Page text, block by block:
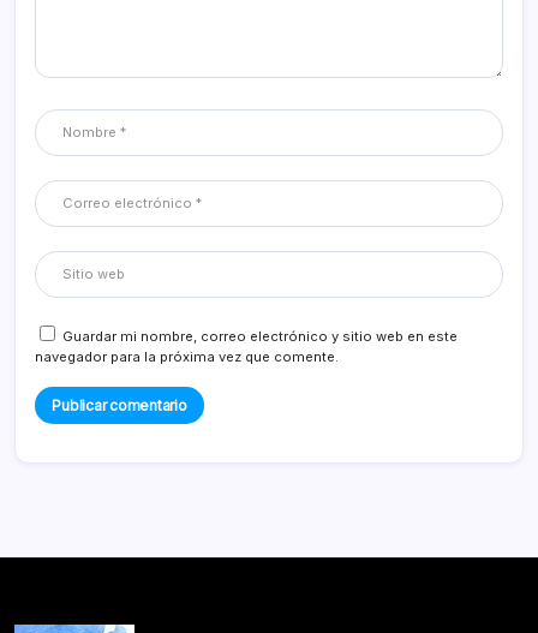
Guardar mi nombre, correo electrónico y sitio web en este
navegador para la próxima vez que comente.